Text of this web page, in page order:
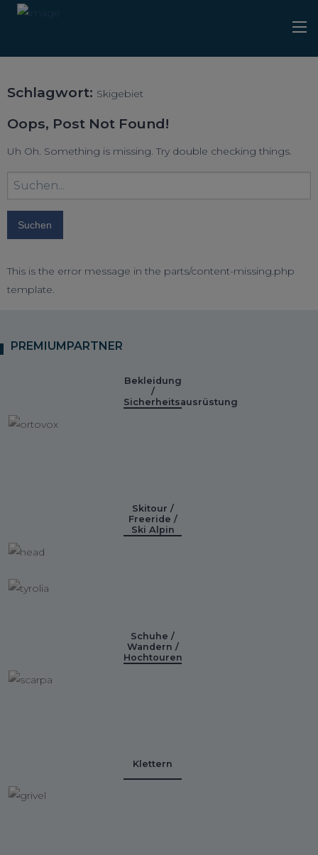
Schlagwort: Skigebiet
Oops, Post Not Found!
Uh Oh. Something is missing. Try double checking things.
Suchbegriff
eingeben:
This is the error message in the parts/content-missing.php
template.
PREMIUMPARTNER
Bekleidung
/
Sicherheitsausrüstung
Skitour /
Freeride /
Ski Alpin
Schuhe /
Wandern /
Hochtouren
Klettern